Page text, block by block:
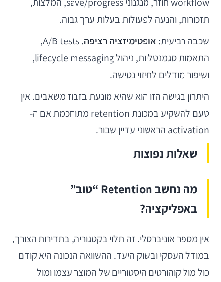
workflow חוזר, מנגנוני save/progress, המלצות,
תזכורות, והנעה לפעולות בעלות ערך גבוה.
שכבה רביעית: אופטימיזציה רציפה
. A/B tests,
התאמות סגמנטליות, ניהול lifecycle messaging,
ושיפור מודלים לחיזוי נטישה.
היתרון בגישה הזו הוא שהיא מונעת בזבוז משאבים. אין
טעם להשקיע במכונת retention מתוחכמת אם ה-
activation הראשוני עדיין שבור.
שאלות נפוצות
מה נחשב Retention “טוב”
באפליקציה?
אין מספר אוניברסלי. זה תלוי בקטגוריה, בתדירות הצורך,
במודל העסקי ובשוק היעד. ההשוואה הנכונה היא קודם
כול מול קוהורטים היסטוריים של המוצר עצמו ומול